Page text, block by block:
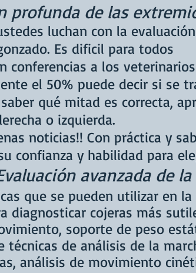
profunda de las
luchan con la
Es dificil para todos
conferencias a los
el 50% puede decir si se
qué mitad es correcta,
o izquierda.
noticias!! Con práctica y
confianza y habilidad para
avanzada de
que se pueden utilizar en
diagnosticar cojeras más
soporte de peso
técnicas de análisis de la
análisis de movimiento